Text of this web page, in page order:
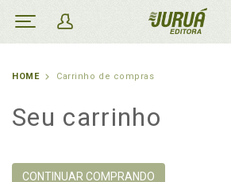
HOME Carrinho de compras
Seu carrinho
CONTINUAR COMPRANDO